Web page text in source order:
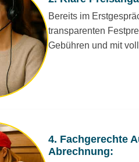
Bereits im
transparenten
Gebühren und mit
4. Fachgerechte
Abrechnung: